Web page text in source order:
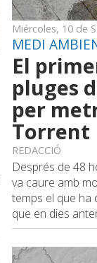
Miércoles, 10 de
MEDI
El
pluges
per
Torrent
REDACCIÓ
Després de 48
va caure amb
temps el que ha
que en dies